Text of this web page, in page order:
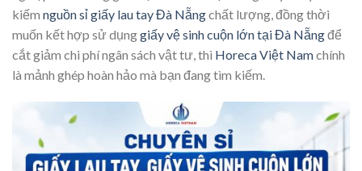
kiếm nguồn sỉ giấy lau tay Đà Nẵngchất lượng, đồng thời
muốn kết hợp sử dụnggiấy vệ sinh cuộn lớn tại Đà Nẵngđể
cắt giảm chi phí ngân sách vật tư, thì Horeca Việt Namchính
là mảnh ghép hoàn hảo mà bạn đang tìm kiếm.